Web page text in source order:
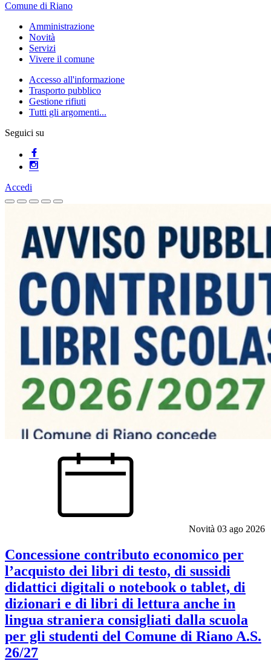
Comune di Riano
Amministrazione
Novità
Servizi
Vivere il comune
Accesso all'informazione
Trasporto pubblico
Gestione rifiuti
Tutti gli argomenti...
Seguici su
Accedi
Homepage
Novità 03 ago 2026
Concessione contributo economico per
l’acquisto dei libri di testo, di sussidi
didattici digitali o notebook o tablet, di
dizionari e di libri di lettura anche in
lingua straniera consigliati dalla scuola
per gli studenti del Comune di Riano A.S.
26/27